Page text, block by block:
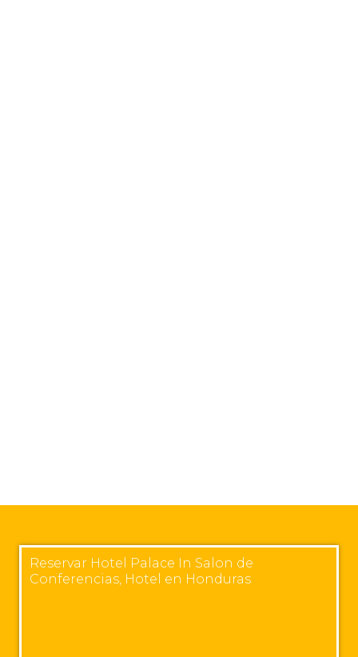
Reservar Hotel Palace In Salon de
Conferencias, Hotel en Honduras